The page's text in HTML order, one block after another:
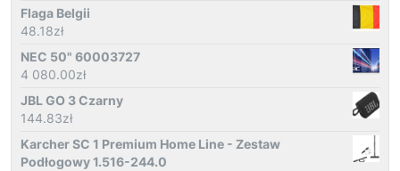
Flaga Belgii
48.18zł
NEC 50" 60003727
4 080.00zł
JBL GO 3 Czarny
144.83zł
Karcher SC 1 Premium Home Line - Zestaw
Podłogowy 1.516-244.0